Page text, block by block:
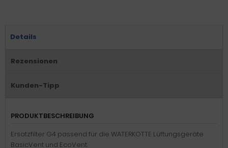
Details
Rezensionen
Kunden-Tipp
PRODUKTBESCHREIBUNG
Ersatzfilter G4 passend für die WATERKOTTE Lüftungsgeräte
BasicVent und EcoVent.